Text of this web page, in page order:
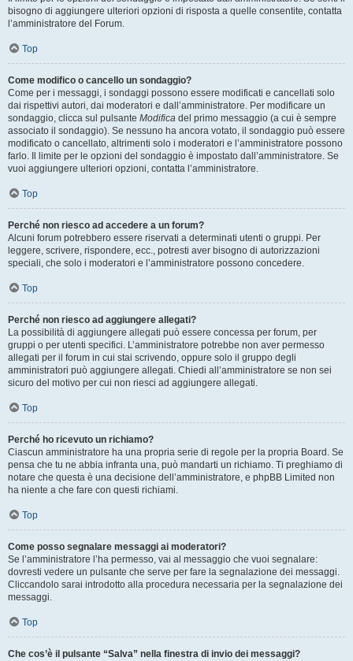
bisogno di aggiungere ulteriori opzioni di risposta a quelle consentite, contatta
l’amministratore del Forum.
Top
Come modifico o cancello un sondaggio?
Come per i messaggi, i sondaggi possono essere modificati e cancellati solo
dai rispettivi autori, dai moderatori e dall’amministratore. Per modificare un
sondaggio, clicca sul pulsante Modifica del primo messaggio (a cui è sempre
associato il sondaggio). Se nessuno ha ancora votato, il sondaggio può essere
modificato o cancellato, altrimenti solo i moderatori e l’amministratore possono
farlo. Il limite per le opzioni del sondaggio è impostato dall’amministratore. Se
vuoi aggiungere ulteriori opzioni, contatta l’amministratore.
Top
Perché non riesco ad accedere a un forum?
Alcuni forum potrebbero essere riservati a determinati utenti o gruppi. Per
leggere, scrivere, rispondere, ecc., potresti aver bisogno di autorizzazioni
speciali, che solo i moderatori e l’amministratore possono concedere.
Top
Perché non riesco ad aggiungere allegati?
La possibilità di aggiungere allegati può essere concessa per forum, per
gruppi o per utenti specifici. L’amministratore potrebbe non aver permesso
allegati per il forum in cui stai scrivendo, oppure solo il gruppo degli
amministratori può aggiungere allegati. Chiedi all’amministratore se non sei
sicuro del motivo per cui non riesci ad aggiungere allegati.
Top
Perché ho ricevuto un richiamo?
Ciascun amministratore ha una propria serie di regole per la propria Board. Se
pensa che tu ne abbia infranta una, può mandarti un richiamo. Ti preghiamo di
notare che questa è una decisione dell’amministratore, e phpBB Limited non
ha niente a che fare con questi richiami.
Top
Come posso segnalare messaggi ai moderatori?
Se l’amministratore l’ha permesso, vai al messaggio che vuoi segnalare:
dovresti vedere un pulsante che serve per fare la segnalazione dei messaggi.
Cliccandolo sarai introdotto alla procedura necessaria per la segnalazione dei
messaggi.
Top
Che cos’è il pulsante “Salva” nella finestra di invio dei messaggi?